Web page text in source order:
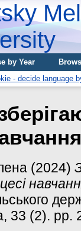
by Year
(2024)
33 (2).